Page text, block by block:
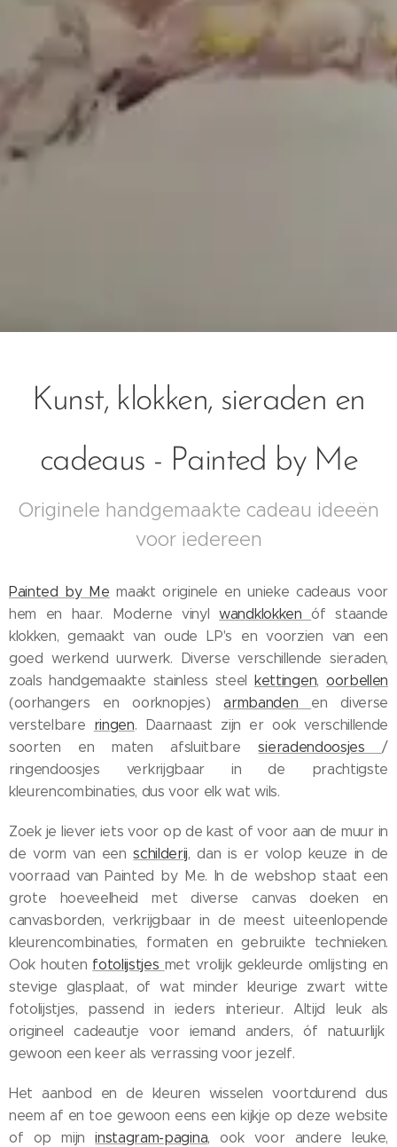
Kunst, klokken, sieraden en
cadeaus - Painted by Me
Originele handgemaakte cadeau ideeën
voor iedereen
Painted by Me maakt originele en unieke cadeaus voor
hem en haar. Moderne vinylwandklokkenóf staande
klokken, gemaakt van oude LP's en voorzien van een
goed werkend uurwerk. Diverse verschillende sieraden,
zoals handgemaakte stainless steelkettingen, oorbellen
(oorhangers en oorknopjes)armbanden en diverse
verstelbare ringen. Daarnaast zijn er ook verschillende
soorten en maten afsluitbaresieradendoosjes/
ringendoosjes verkrijgbaar in de prachtigste
kleurencombinaties, dus voor elk wat wils.
Zoek je liever iets voor op de kast of voor aan de muur in
de vorm van eenschilderij, dan is er volop keuze in de
voorraad van Painted by Me. In de webshop staat een
grote hoeveelheid met diverse canvas doeken en
canvasborden, verkrijgbaar in de meest uiteenlopende
kleurencombinaties, formaten en gebruikte technieken.
Ook houten fotolijstjes met vrolijk gekleurde omlijsting en
stevige glasplaat, of wat minder kleurige zwart witte
fotolijstjes, passend in ieders interieur. Altijd leuk als
origineel cadeautje voor iemand anders, óf natuurlijk
gewoon een keer als verrassing voor jezelf.
Het aanbod en de kleuren wisselen voortdurend dus
neem af en toe gewoon eens een kijkje op deze website
of op mijninstagram-pagina, ook voor andere leuke,